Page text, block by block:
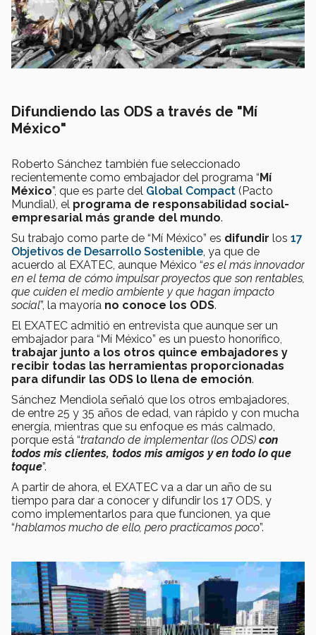
Difundiendo las ODS a través de "Mí
México"
Roberto Sánchez también fue seleccionado
recientemente como embajador del programa “Mí
México”, que es parte del Global Compact (Pacto
Mundial), el programa de responsabilidad social-
empresarial más grande del mundo.
Su trabajo como parte de “Mí México” es difundir los 17
Objetivos de Desarrollo Sostenible , ya que de
acuerdo al EXATEC, aunque México “es el más innovador
en el tema de cómo impulsar proyectos que son rentables,
que cuiden el medio ambiente y que hagan impacto
social”, la mayoría no conoce los ODS.
El EXATEC admitió en entrevista que aunque ser un
embajador para “Mí México” es un puesto honorífico,
trabajar junto a los otros quince embajadores y
recibir todas las herramientas proporcionadas
para difundir las ODS lo llena de emoción.
Sánchez Mendiola señaló que los otros embajadores,
de entre 25 y 35 años de edad, van rápido y con mucha
energía, mientras que su enfoque es más calmado,
porque está “tratando de implementar (los ODS) con
todos mis clientes, todos mis amigos y en todo lo que
toque”.
A partir de ahora, el EXATEC va a dar un año de su
tiempo para dar a conocer y difundir los 17 ODS, y
como implementarlos para que funcionen, ya que
“hablamos mucho de ello, pero practicamos poco”.